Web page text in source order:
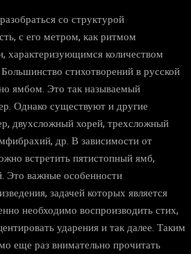
со структурой
с его метром, как ритмом
характеризующимся количеством
стихотворений в русской
ямбом. Это так называемый
Однако существуют и другие
двухсложный хорей, трехсложный
др. В зависимости от
встретить пятистопный ямб,
Это важные особенности
задачей которых является
необходимо воспроизводить стих,
ударения и так далее. Таким
еще раз внимательно прочитать